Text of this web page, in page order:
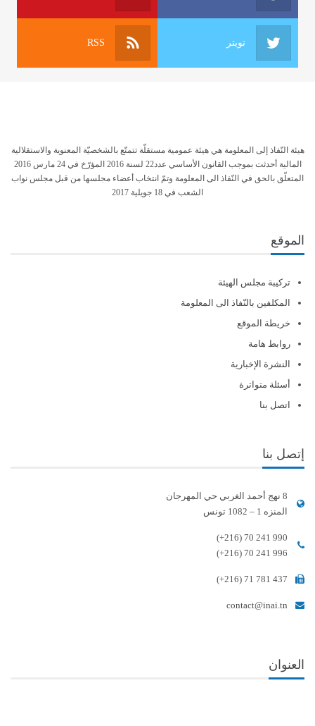
تويتر RSS
هيئة النّفاذ إلى المعلومة هي هيئة عمومية مستقلّة تتمتّع بالشخصيّة المعنوية والاستقلالية
المالية أحدثت بموجب القانون الأساسي عدد22 لسنة 2016 المؤرّخ في 24 مارس 2016
المتعلّق بالحق في النّفاذ الى المعلومة وتمّ انتخاب أعضاء مجلسها من قبل مجلس نواب
الشعب في 18 جويلية 2017
الموقع
تركيبة مجلس الهيئة
المكلفين بالنّفاذ الى المعلومة
خريطة الموقع
روابط هامة
النشرة الإخبارية
أسئلة متواترة
اتصل بنا
إتصل بنا
8 نهج أحمد الغربي حي المهرجان
المنزه 1 – 1082 تونس
(+216) 70 241 990
(+216) 70 241 996
(+216) 71 781 437
contact@inai.tn
العنوان